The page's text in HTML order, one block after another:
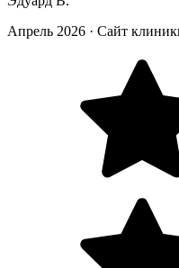
Апрель 2026 · Сайт